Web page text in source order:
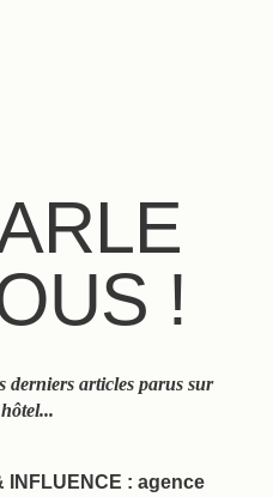
!
derniers articles parus sur
INFLUENCE : agence